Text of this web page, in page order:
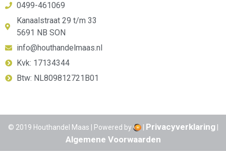
0499-461069
Kanaalstraat 29 t/m 33
5691 NB SON
info@houthandelmaas.nl
Kvk: 17134344
Btw: NL809812721B01
© 2019 Houthandel Maas | Powered by | Privacyverklaring|
Algemene Voorwaarden